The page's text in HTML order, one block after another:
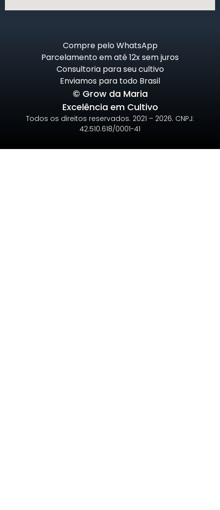
Compre pelo WhatsApp
Parcelamento em até 12x sem juros
Consultoria para seu cultivo
Enviamos para todo Brasil
© Grow da Maria
Excelência em Cultivo
Todos os direitos reservados. 2021 – 2026. CNPJ:
42.510.618/0001-41